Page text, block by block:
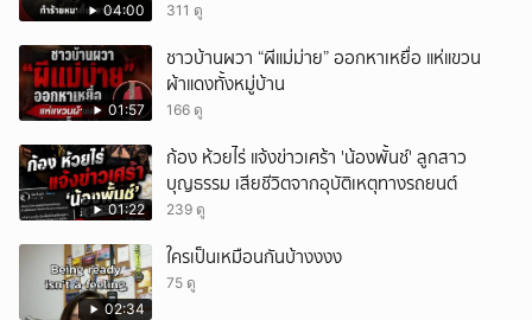
04:00 311 ดู
01:57
ชาวบ้านผวา “ผีแม่ม่าย” ออกหาเหยื่อ แห่แขวน
ผ้าแดงทั้งหมู่บ้าน
166 ดู
01:22
ก้อง ห้วยไร่ แจ้งข่าวเศร้า 'น้องพั้นช์' ลูกสาว
บุญธรรม เสียชีวิตจากอุบัติเหตุทางรถยนต์
239 ดู
02:34
ใครเป็นเหมือนกันบ้างงงง
75 ดู